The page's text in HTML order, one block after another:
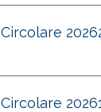
Circolare
Circolare